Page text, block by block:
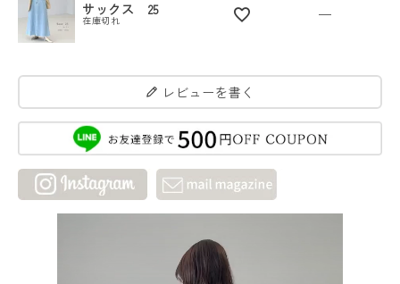
サックス 25
在庫切れ —
レビューを書く